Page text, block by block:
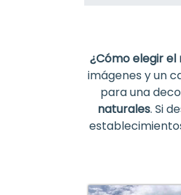
¿Cómo elegir el
imágenes y un
para una
naturales. Si